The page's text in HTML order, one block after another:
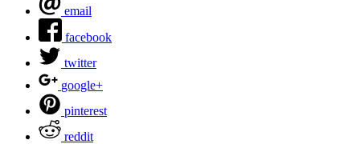
email
facebook
twitter
google+
pinterest
reddit